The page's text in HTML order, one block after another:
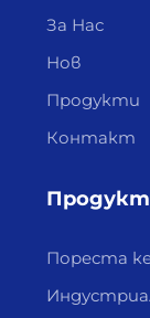
За Нас
Нов
Продукти
Контакт
Пореста